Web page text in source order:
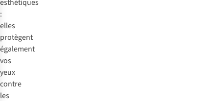
esthétiques
:
elles
protègent
également
vos
yeux
contre
les